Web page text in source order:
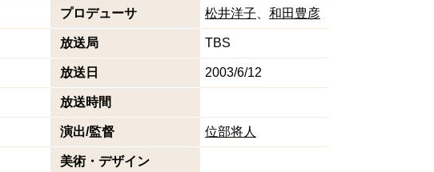
プロデューサ 松井洋子 和田豊彦
放送局 TBS
放送日 2003/6/12
放送時間
演出/監督 位部将人
美術・デザイン